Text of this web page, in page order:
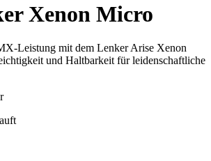
Xenon Micro
Leistung mit dem Lenker Arise Xenon
und Haltbarkeit für leidenschaftliche